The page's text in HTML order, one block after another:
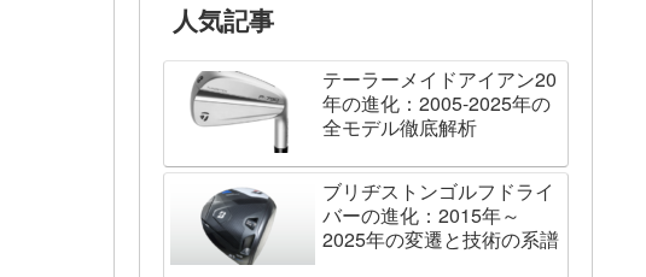
人気記事
テーラーメイドアイアン20
年の進化：2005-2025年の
全モデル徹底解析
ブリヂストンゴルフドライ
バーの進化：2015年～
2025年の変遷と技術の系譜